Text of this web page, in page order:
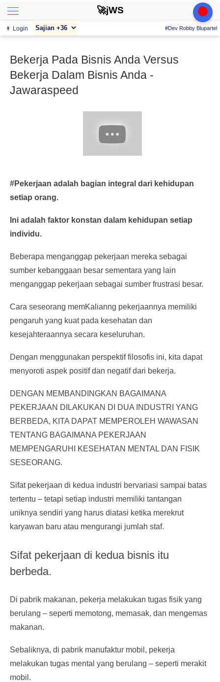
🚀jWS
👨 Login #Dev Robby Blupartel
Bekerja Pada Bisnis Anda Versus
Bekerja Dalam Bisnis Anda -
Jawaraspeed
#Pekerjaan adalah bagian integral dari kehidupan
setiap orang.
Ini adalah faktor konstan dalam kehidupan setiap
individu.
Beberapa menganggap pekerjaan mereka sebagai
sumber kebanggaan besar sementara yang lain
menganggap pekerjaan sebagai sumber frustrasi besar.
Cara seseorang memKalianng pekerjaannya memiliki
pengaruh yang kuat pada kesehatan dan
kesejahteraannya secara keseluruhan.
Dengan menggunakan perspektif filosofis ini, kita dapat
menyoroti aspek positif dan negatif dari bekerja.
DENGAN MEMBANDINGKAN BAGAIMANA
PEKERJAAN DILAKUKAN DI DUA INDUSTRI YANG
BERBEDA, KITA DAPAT MEMPEROLEH WAWASAN
TENTANG BAGAIMANA PEKERJAAN
MEMPENGARUHI KESEHATAN MENTAL DAN FISIK
SESEORANG.
Sifat pekerjaan di kedua industri bervariasi sampai batas
tertentu – tetapi setiap industri memiliki tantangan
uniknya sendiri yang harus diatasi ketika merekrut
karyawan baru atau mengurangi jumlah staf.
Sifat pekerjaan di kedua bisnis itu
berbeda.
Di pabrik makanan, pekerja melakukan tugas fisik yang
berulang – seperti memotong, memasak, dan mengemas
makanan.
Sebaliknya, di pabrik manufaktur mobil, pekerja
melakukan tugas mental yang berulang – seperti merakit
mobil.